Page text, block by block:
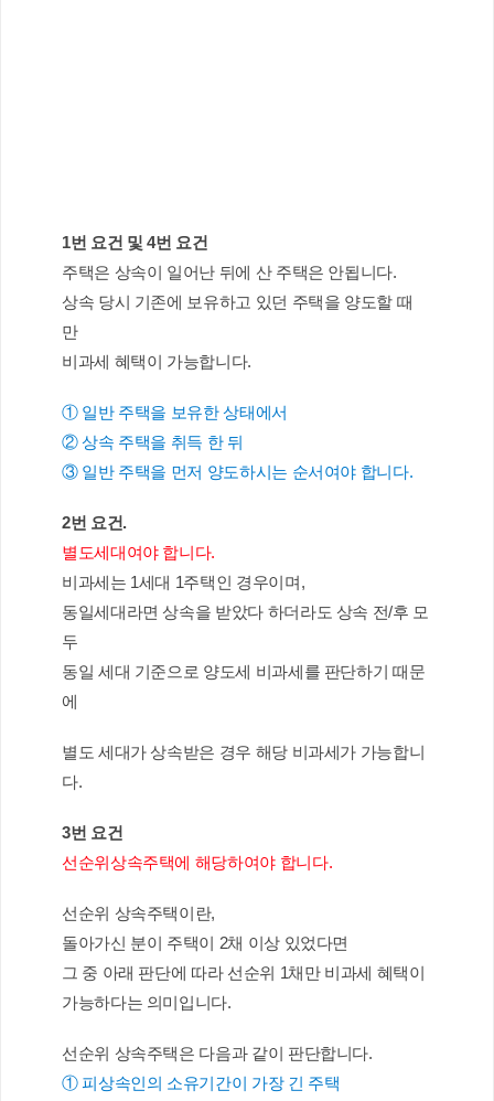
1번 요건 및 4번 요건
주택은 상속이 일어난 뒤에 산 주택은 안됩니다.
상속 당시 기존에 보유하고 있던 주택을 양도할 때
만
비과세 혜택이 가능합니다.
① 일반 주택을 보유한 상태에서
② 상속 주택을 취득 한 뒤
③ 일반 주택을 먼저 양도하시는 순서여야 합니다.
2번 요건.
별도세대여야 합니다.
비과세는 1세대 1주택인 경우이며,
동일세대라면 상속을 받았다 하더라도 상속 전/후 모
두
동일 세대 기준으로 양도세 비과세를 판단하기 때문
에
별도 세대가 상속받은 경우 해당 비과세가 가능합니
다.
3번 요건
선순위상속주택에 해당하여야 합니다.
선순위 상속주택이란,
돌아가신 분이 주택이 2채 이상 있었다면
그 중 아래 판단에 따라 선순위 1채만 비과세 혜택이
가능하다는 의미입니다.
선순위 상속주택은 다음과 같이 판단합니다.
① 피상속인의 소유기간이 가장 긴 주택